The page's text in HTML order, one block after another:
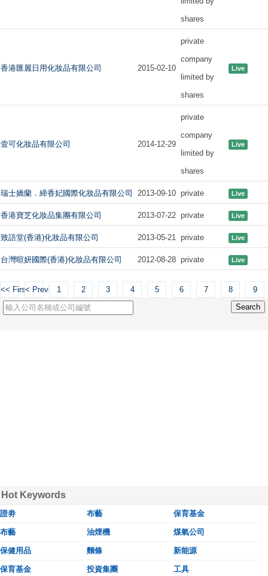
shares
香港匯麗日用化妝品有限公司 2015-02-10
private
company
limited by
shares
Live
壹可化妝品有限公司 2014-12-29
private
company
limited by
shares
Live
瑞士嬌蘭．締香妃國際化妝品有限公司 2013-09-10 private Live
香港寶芝化妝品集團有限公司 2013-07-22 private Live
致語堂(香港)化妝品有限公司 2013-05-21 private Live
台灣暄妍國際(香港)化妝品有限公司 2012-08-28 private Live
<< First< Previous1 2 3 4 5 6 7 8 9
Hot Keywords
證劵 布藝 保育基金
布藝 油煙機 煤氣公司
保健用品 麵條 新能源
保育基金 投資集團 工具